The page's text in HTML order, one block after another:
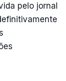
pelo jornal